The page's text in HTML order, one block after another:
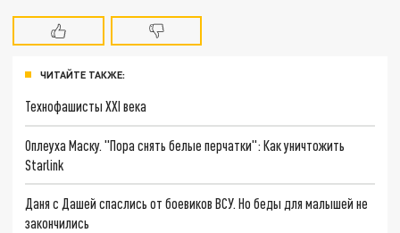
ЧИТАЙТЕ ТАКЖЕ:
Технофашисты XXI века
Оплеуха Маску. "Пора снять белые перчатки": Как уничтожить
Starlink
Даня с Дашей спаслись от боевиков ВСУ. Но беды для малышей не
закончились